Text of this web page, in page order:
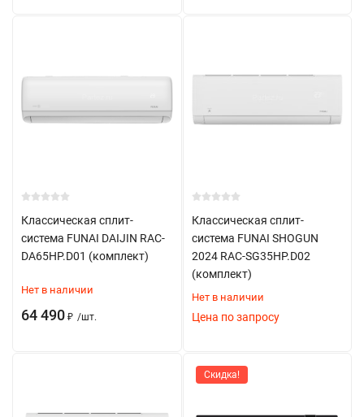
Классическая сплит-
система FUNAI DAIJIN RAC-
DA65HP.D01 (комплект)
Нет в наличии
64 490 ₽ /шт.
Классическая сплит-
система FUNAI SHOGUN
2024 RAC-SG35HP.D02
(комплект)
Нет в наличии
Цена по запросу
Скидка!